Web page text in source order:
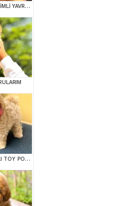
TOY POODLE SEVİMLİ YAVRULAR EV ÜRETİMİ
EN AKILLI VE TATLI TOY POODLE BEBEKLERIMIZ